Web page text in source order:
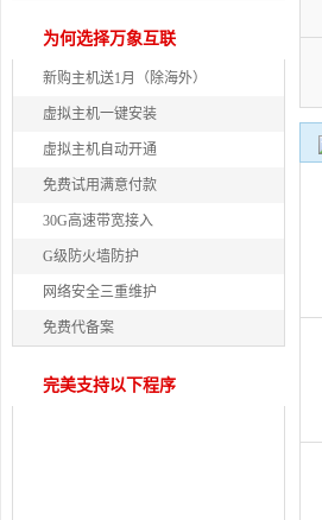
为何选择万象互联
新购主机送1月（除海外）
虚拟主机一键安装
虚拟主机自动开通
免费试用满意付款
30G高速带宽接入
G级防火墙防护
网络安全三重维护
免费代备案
完美支持以下程序